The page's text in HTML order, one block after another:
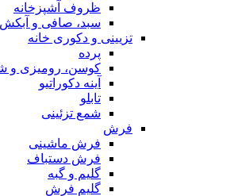
ظروف آشپزخانه
سبد، صافی و آبکش
تزیینی و دکوری خانه
پرده
کوسن، رومیزی و
آینه دکوراتیو
تابلو
شمع تزئینی
فرش
فرش ماشینی
فرش دستباف
گلیم و گبه
گلیم فرش